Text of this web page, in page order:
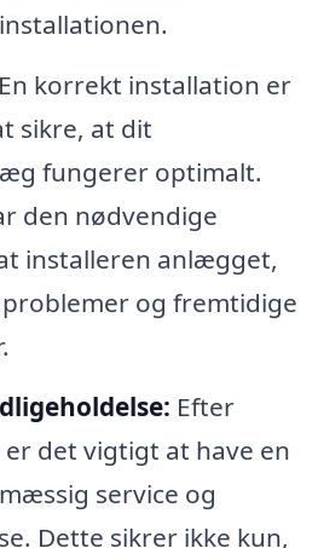
En korrekt installation er
sikre, at dit
fungerer optimalt.
den nødvendige
installeren anlægget,
og fremtidige
Efter
det vigtigt at have en
service og
Dette sikrer ikke kun,